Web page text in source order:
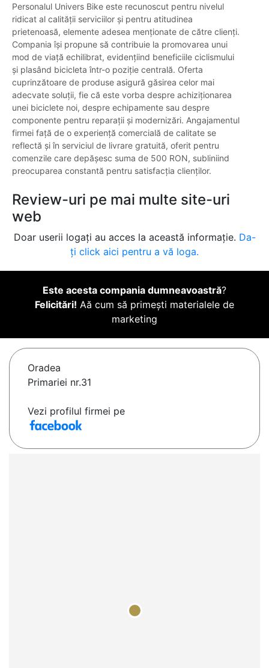
Personalul Univers Bike este recunoscut pentru nivelul
ridicat al calității serviciilor și pentru atitudinea
prietenoasă, elemente adesea menționate de către clienți.
Compania își propune să contribuie la promovarea unui
mod de viață echilibrat, evidențiind beneficiile ciclismului
și plasând bicicleta într-o poziție centrală. Oferta
cuprinzătoare de produse asigură găsirea celor mai
adecvate soluții, fie că este vorba despre achiziționarea
unei biciclete noi, despre echipamente sau despre
componente pentru reparații și modernizări. Angajamentul
firmei față de o experiență comercială de calitate se
reflectă și în serviciul de livrare gratuită, oferit pentru
comenzile care depășesc suma de 500 RON, subliniind
preocuparea constantă pentru satisfacția clienților.
Review-uri pe mai multe site-uri
web
Doar userii logați au acces la această informație. Da-
ți click aici pentru a vă loga.
Este acesta compania dumneavoastră?
Felicitări! Aă cum să primești materialele de
marketing
Oradea
Primariei nr.31
Vezi profilul firmei pe